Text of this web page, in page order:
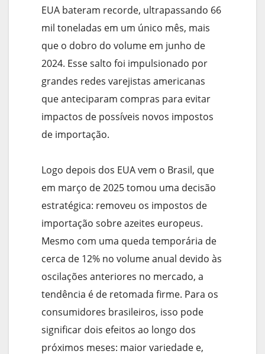
EUA bateram recorde, ultrapassando 66
mil toneladas em um único mês, mais
que o dobro do volume em junho de
2024. Esse salto foi impulsionado por
grandes redes varejistas americanas
que anteciparam compras para evitar
impactos de possíveis novos impostos
de importação.
Logo depois dos EUA vem o Brasil, que
em março de 2025 tomou uma decisão
estratégica: removeu os impostos de
importação sobre azeites europeus.
Mesmo com uma queda temporária de
cerca de 12% no volume anual devido às
oscilações anteriores no mercado, a
tendência é de retomada firme. Para os
consumidores brasileiros, isso pode
significar dois efeitos ao longo dos
próximos meses: maior variedade e,